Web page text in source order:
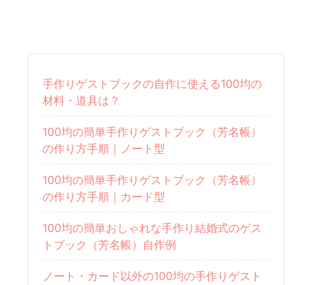
手作りゲストブックの自作に使える100均の
材料・道具は？
100均の簡単手作りゲストブック（芳名帳）
の作り方手順｜ノート型
100均の簡単手作りゲストブック（芳名帳）
の作り方手順｜カード型
100均の簡単おしゃれな手作り結婚式のゲス
トブック（芳名帳）自作例
ノート・カード以外の100均の手作りゲスト